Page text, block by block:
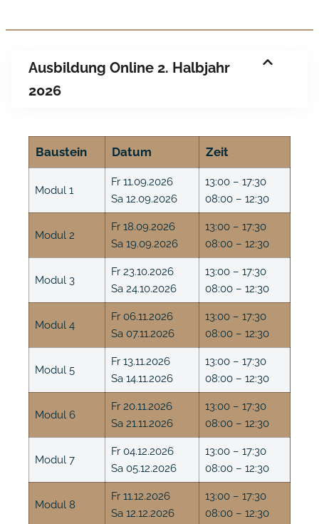
Ausbildung Online 2. Halbjahr
2026
Baustein Datum Zeit
Modul 1
Fr 11.09.2026
Sa 12.09.2026
13:00 – 17:30
08:00 – 12:30
Modul 2
Fr 18.09.2026
Sa 19.09.2026
13:00 – 17:30
08:00 – 12:30
Modul 3
Fr 23.10.2026
Sa 24.10.2026
13:00 – 17:30
08:00 – 12:30
Modul 4
Fr 06.11.2026
Sa 07.11.2026
13:00 – 17:30
08:00 – 12:30
Modul 5
Fr 13.11.2026
Sa 14.11.2026
13:00 – 17:30
08:00 – 12:30
Modul 6
Fr 20.11.2026
Sa 21.11.2026
13:00 – 17:30
08:00 – 12:30
Modul 7
Fr 04.12.2026
Sa 05.12.2026
13:00 – 17:30
08:00 – 12:30
Modul 8
Fr 11.12.2026
Sa 12.12.2026
13:00 – 17:30
08:00 – 12:30